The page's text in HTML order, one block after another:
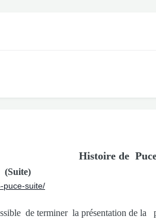
Histoire de
puce-suite/
de terminer la présentation de la